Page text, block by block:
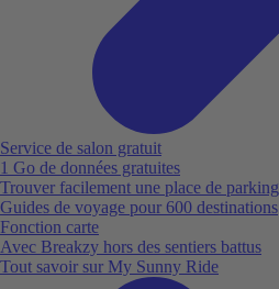
Service de salon gratuit
1 Go de données gratuites
Trouver facilement une place de parking
Guides de voyage pour 600 destinations
Fonction carte
Avec Breakzy hors des sentiers battus
Tout savoir sur My Sunny Ride